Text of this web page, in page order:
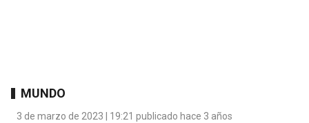
MUNDO
3 de marzo de 2023 | 19:21 publicado hace 3 años